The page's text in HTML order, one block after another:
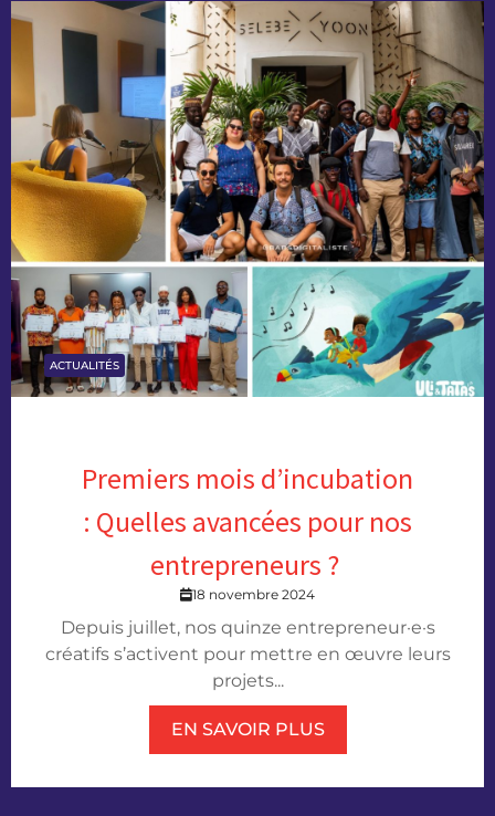
ACTUALITÉS
Premiers mois d’incubation
: Quelles avancées pour nos
entrepreneurs ?
18 novembre 2024
Depuis juillet, nos quinze entrepreneur·e·s
créatifs s’activent pour mettre en œuvre leurs
projets...
EN SAVOIR PLUS